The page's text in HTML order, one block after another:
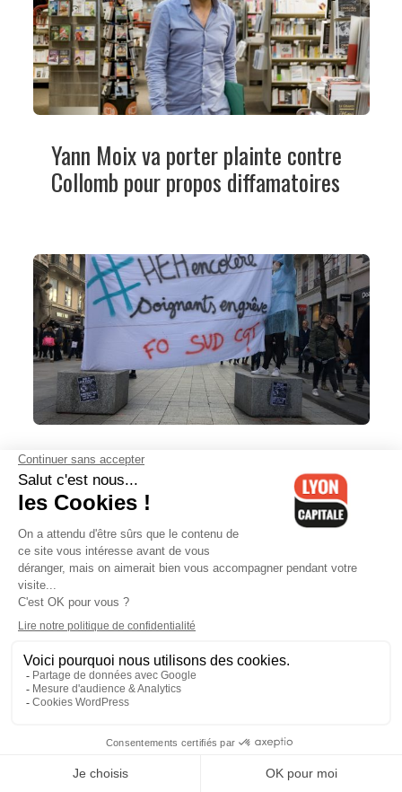
Yann Moix va porter plainte contre
Collomb pour propos diffamatoires
À Lyon, les grévistes des urgences
mettent en scène leur détresse
Météo du 4 mars à Lyon: le soleil